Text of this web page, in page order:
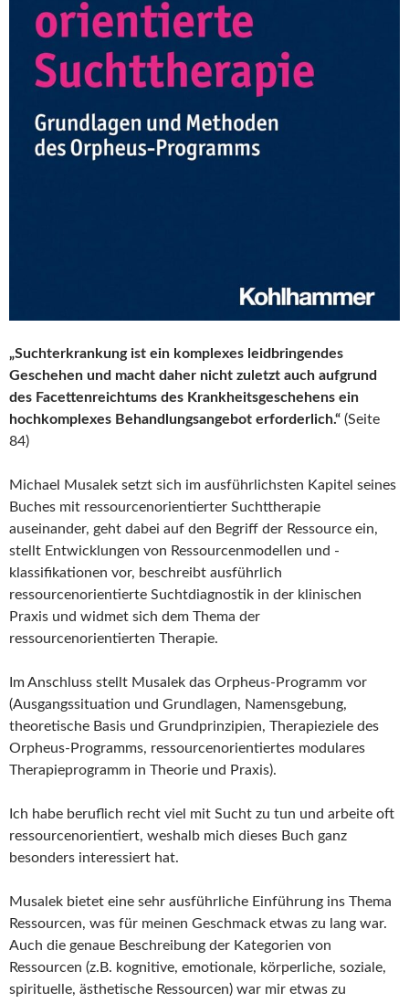
„Suchterkrankung ist ein komplexes leidbringendes
Geschehen und macht daher nicht zuletzt auch aufgrund
des Facettenreichtums des Krankheitsgeschehens ein
hochkomplexes Behandlungsangebot erforderlich.“ (Seite
84)
Michael Musalek setzt sich im ausführlichsten Kapitel seines
Buches mit ressourcenorientierter Suchttherapie
auseinander, geht dabei auf den Begriff der Ressource ein,
stellt Entwicklungen von Ressourcenmodellen und -
klassifikationen vor, beschreibt ausführlich
ressourcenorientierte Suchtdiagnostik in der klinischen
Praxis und widmet sich dem Thema der
ressourcenorientierten Therapie.
Im Anschluss stellt Musalek das Orpheus-Programm vor
(Ausgangssituation und Grundlagen, Namensgebung,
theoretische Basis und Grundprinzipien, Therapieziele des
Orpheus-Programms, ressourcenorientiertes modulares
Therapieprogramm in Theorie und Praxis).
Ich habe beruflich recht viel mit Sucht zu tun und arbeite oft
ressourcenorientiert, weshalb mich dieses Buch ganz
besonders interessiert hat.
Musalek bietet eine sehr ausführliche Einführung ins Thema
Ressourcen, was für meinen Geschmack etwas zu lang war.
Auch die genaue Beschreibung der Kategorien von
Ressourcen (z.B. kognitive, emotionale, körperliche, soziale,
spirituelle, ästhetische Ressourcen) war mir etwas zu